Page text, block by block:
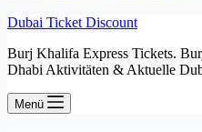
Dubai Ticket Discount
Burj Khalifa Express Tickets.
Dhabi Aktivitäten & Aktuelle
Menü